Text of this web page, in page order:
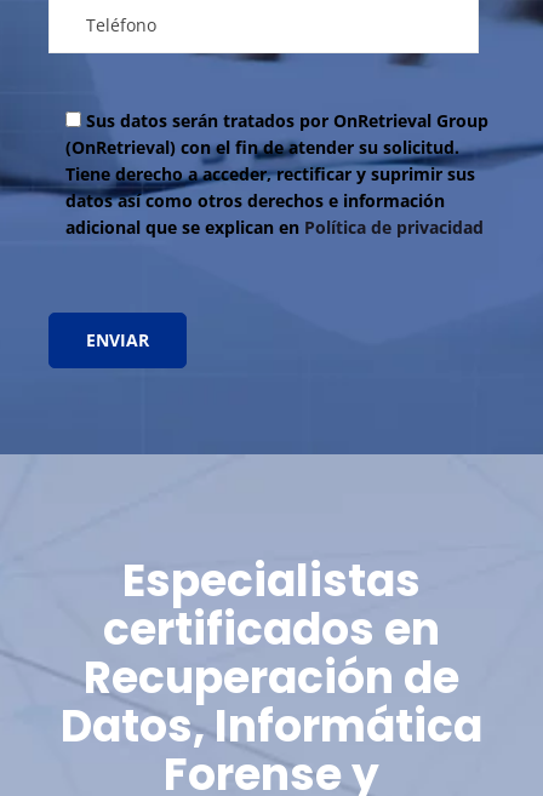
Sus datos serán tratados por OnRetrieval Group
(OnRetrieval) con el fin de atender su solicitud.
Tiene derecho a acceder, rectificar y suprimir sus
datos así como otros derechos e información
adicional que se explican en Política de privacidad
Especialistas
certificados en
Recuperación de
Datos, Informática
Forense y